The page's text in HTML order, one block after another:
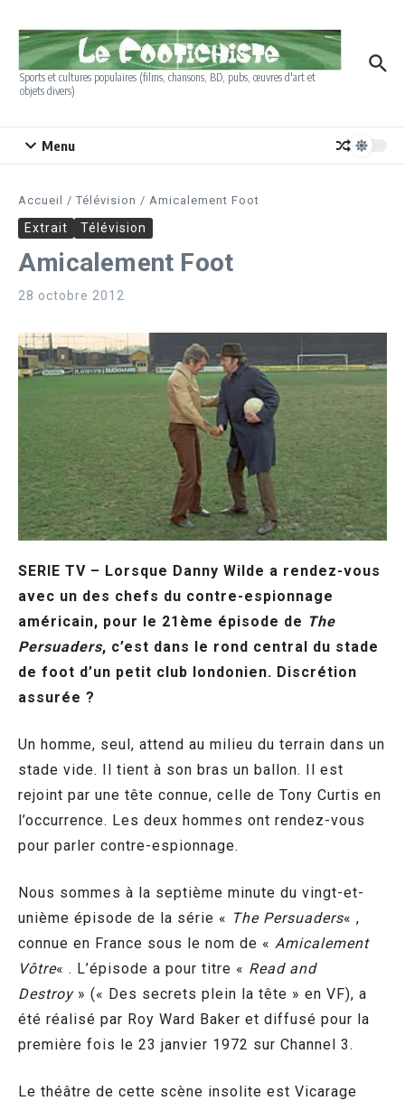
Sports et cultures populaires (films, chansons, BD, pubs, œuvres d'art et
objets divers)
Menu
Accueil / Télévision / Amicalement Foot
Extrait Télévision
Amicalement Foot
28 octobre 2012
SERIE TV – Lorsque Danny Wilde a rendez-vous
avec un des chefs du contre-espionnage
américain, pour le 21ème épisode de The
Persuaders, c’est dans le rond central du stade
de foot d’un petit club londonien. Discrétion
assurée ?
Un homme, seul, attend au milieu du terrain dans un
stade vide. Il tient à son bras un ballon. Il est
rejoint par une tête connue, celle de Tony Curtis en
l’occurrence. Les deux hommes ont rendez-vous
pour parler contre-espionnage.
Nous sommes à la septième minute du vingt-et-
unième épisode de la série « The Persuaders« ,
connue en France sous le nom de « Amicalement
Vôtre« . L’épisode a pour titre « Read and
Destroy» (« Des secrets plein la tête » en VF), a
été réalisé par Roy Ward Baker et diffusé pour la
première fois le 23 janvier 1972 sur Channel 3.
Le théâtre de cette scène insolite est Vicarage